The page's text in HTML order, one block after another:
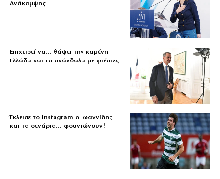
Ανάκαμψης
Επιχειρεί να… θάψει την καμένη
Ελλάδα και τα σκάνδαλα με φιέστες
Έκλεισε το Instagram ο Ιωαννίδης
και τα σενάρια… φουντώνουν!